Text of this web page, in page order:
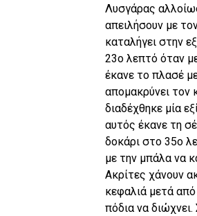
Λυσγάρας
απειλήσουν με
καταλήγει στην
23ο λεπτό όταν
έκανε το πλασέ
απομακρύνει τον
διαδέχθηκε μία
αυτός έκανε τη
δοκάρι στο 35ο
με την μπάλα να
Ακρίτες χάνουν
κεφαλιά μετά
πόδια να